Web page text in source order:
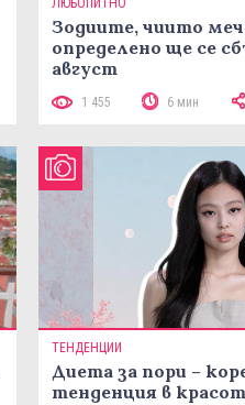
ЛЮБОПИТНО
Зодиите, чиито
определено ще се
август
1 455 6 мин
ТЕНДЕНЦИИ
Диета за пори –
тенденция в